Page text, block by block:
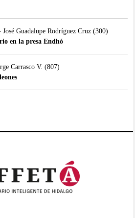
Guadalupe Rodríguez Cruz(300)
en la presa Endhó
Carrasco V. (807)